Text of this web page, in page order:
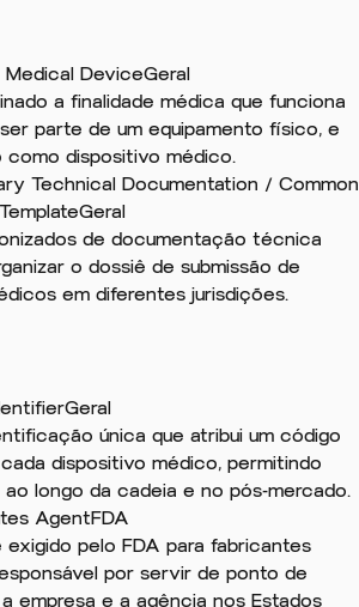
DeviceGeral
a finalidade médica que funciona
parte de um equipamento físico, e
como dispositivo médico.
Technical Documentation / Common
Geral
de documentação técnica
o dossiê de submissão de
em diferentes jurisdições.
Geral
única que atribui um código
dispositivo médico, permitindo
ao longo da cadeia e no pós-mercado.
AgentFDA
exigido pelo FDA para fabricantes
por servir de ponto de
empresa e a agência nos Estados